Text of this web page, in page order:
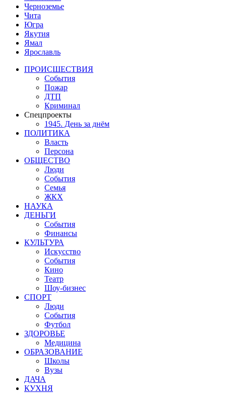
Черноземье
Чита
Югра
Якутия
Ямал
Ярославль
ПРОИСШЕСТВИЯ
События
Пожар
ДТП
Криминал
Спецпроекты
1945. День за днём
ПОЛИТИКА
Власть
Персона
ОБЩЕСТВО
Люди
События
Семья
ЖКХ
НАУКА
ДЕНЬГИ
События
Финансы
КУЛЬТУРА
Искусство
События
Кино
Театр
Шоу-бизнес
СПОРТ
Люди
События
Футбол
ЗДОРОВЬЕ
Медицина
ОБРАЗОВАНИЕ
Школы
Вузы
ДАЧА
КУХНЯ